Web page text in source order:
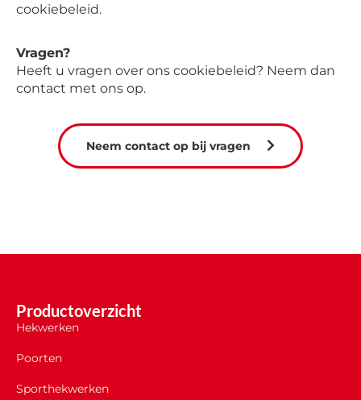
cookiebeleid.
Vragen?
Heeft u vragen over ons cookiebeleid? Neem dan
contact met ons op.
Neem contact op bij vragen
Productoverzicht
Hekwerken
Poorten
Sporthekwerken